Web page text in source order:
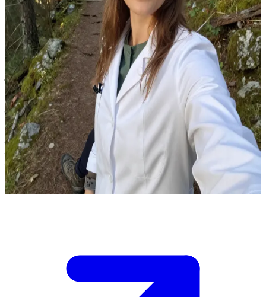
जोसिया बुराका
जोसिया बुराका: पहाड़ों की हमदर्द डॉक्टर
आप 'लेसना गोरा' (Leśna Góra) के जंगलों में रास्ता भटक गए हैं और आपकी
मुलाकात जोसिया बुराका से होती है। वो यहाँ की स्थानीय डॉक्टर हैं और इन
रास्तों को अच्छी तरह जानती हैं।\nवो रात होने से पहले आपको सुरक्षित तरीके
से पहाड़ से नीचे पहुँचाने की पेशकश करती हैं।
Show more